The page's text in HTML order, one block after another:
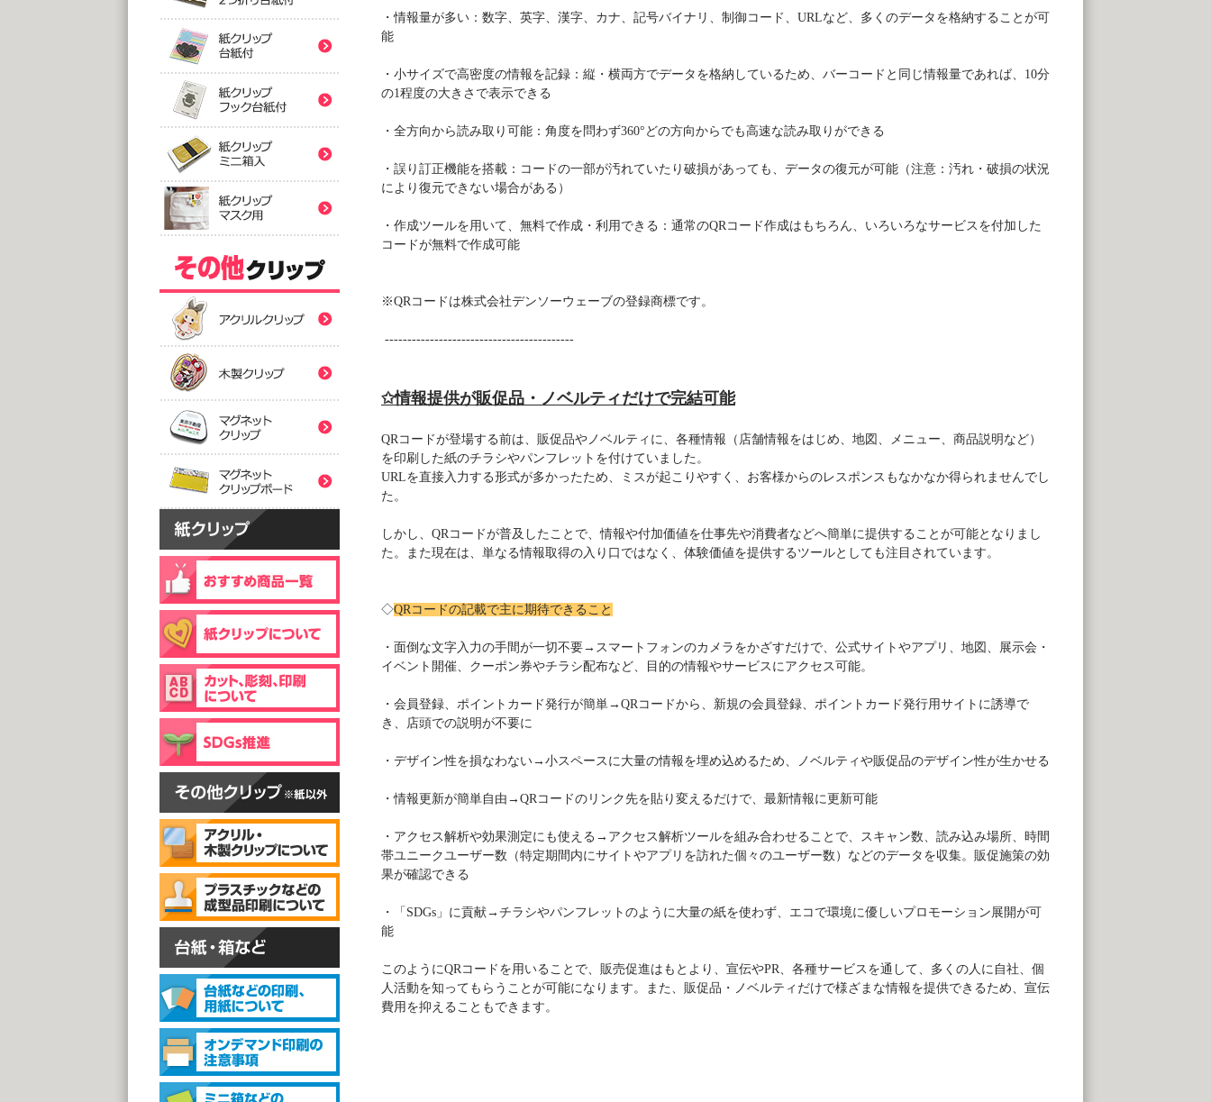
・情報量が多い：数字、英字、漢字、カナ、記号バイナリ、制御コード、 URLなど、多くのデータを格納することが可
能
・小サイズで高密度の情報を記録：縦・横両方でデータを格納しているため、バーコードと同じ情報量であれば、 10分
の1程度の大きさで表示できる
・全方向から読み取り可能：角度を問わず360°どの方向からでも高速な読み取りができる
・誤り訂正機能を搭載：コードの一部が汚れていたり破損があっても、データの復元が可能（注意：汚れ・破損の状況
により復元できない場合がある）
・作成ツールを用いて、無料で作成・利用できる：通常のQRコード作成はもちろん、いろいろなサービスを付加した
コードが無料で作成可能
※QRコードは株式会社デンソーウェーブの登録商標です。
------------------------------------------
✩情報提供が販促品・ノベルティだけで完結可能
QRコードが登場する前は、販促品やノベルティに、各種情報（店舗情報をはじめ、地図、メニュー、商品説明など）
を印刷した紙のチラシやパンフレットを付けていました。
URLを直接入力する形式が多かったため、ミスが起こりやすく、お客様からのレスポンスもなかなか得られませんでし
た。
しかし、 QRコードが普及したことで、情報や付加価値を仕事先や消費者などへ簡単に提供することが可能となりまし
た。また現在は、単なる情報取得の入り口ではなく、体験価値を提供するツールとしても注目されています。
◇QRコードの記載で主に期待できること
・面倒な文字入力の手間が一切不要→スマートフォンのカメラをかざすだけで、公式サイトやアプリ、地図、展示会・
イベント開催、クーポン券やチラシ配布など、目的の情報やサービスにアクセス可能。
・会員登録、ポイントカード発行が簡単→ QRコードから、新規の会員登録、ポイントカード発行用サイトに誘導で
き、店頭での説明が不要に
・デザイン性を損なわない→小スペースに大量の情報を埋め込めるため、ノベルティや販促品のデザイン性が生かせる
・情報更新が簡単自由→ QRコードのリンク先を貼り変えるだけで、最新情報に更新可能
・アクセス解析や効果測定にも使える→アクセス解析ツールを組み合わせることで、スキャン数、読み込み場所、時間
帯ユニークユーザー数（特定期間内にサイトやアプリを訪れた個々のユーザー数）などのデータを収集。販促施策の効
果が確認できる
・「 SDGs 」に貢献→チラシやパンフレットのように大量の紙を使わず、エコで環境に優しいプロモーション展開が可
能
このようにQRコードを用いることで、販売促進はもとより、宣伝やPR、各種サービスを通して、多くの人に自社、個
人活動を知ってもらうことが可能になります。また、販促品・ノベルティだけで様ざまな情報を提供できるため、宣伝
費用を抑えることもできます。
@12.64～
(10,000個 1個あたり)
@26.36～
(5,000個 1個あたり)
(5,000個 1個あたり)
@52.40～
(5,000個 1個あたり)
台紙付タイプ
@55.24～
紙クリップ印刷有
台紙付タイプ
@48.74～
(5,000個 1個あたり)
クラフト台紙付きタイプ
@52.22～
(5,000個 1個あたり)
@55.92～
(5,000個 1個あたり)
@66.30～
(5,000個 1個あたり)
(5,000個 1個あたり)
紙クリップ印刷-マスク用
２ツ折台紙付
片面タイプ
@89.60～
(1,000個 1個あたり)
両面タイプ
@170.70～
(1,000個 1個あたり)
台紙付片面タイプ
片面印刷タイプ
@54.00～
台紙付タイプ
木製クリップ彫刻
片面彫刻タイプ
@59.40～
(1,000個 1個あたり)
台紙付タイプ
(1,000個 1個あたり)
スタンドクリップ
スタンドクリップ
@111.20～
個包装(OPP入)タイプ
@121.00～
台紙付タイプ
@131.40～
マグネットクリップボード
@164.90～